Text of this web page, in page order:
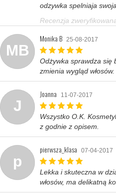
odzywka spelniaja
Recenzja
MB
Monika B 25-08-2017
Odżywka sprawdza się
zmienia wygląd
J
Joanna 11-07-2017
Wszystko O.K.
z godnie z opisem.
p
pierwsza_klasa 07-04-2017
Lekka i skuteczna w
włosów, ma delikatną